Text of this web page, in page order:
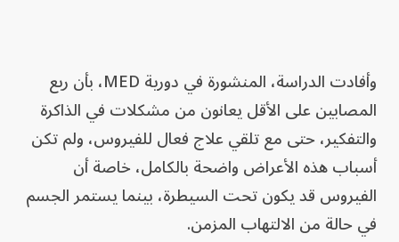
وأفادت الدراسة، المنشورة في دورية MED، بأن ربع
المصابين على الأقل يعانون من مشكلات في الذاكرة
والتفكير، حتى مع تلقي علاج فعال للفيروس، ولم تكن
أسباب هذه الأعراض واضحة بالكامل، خاصة أن
الفيروس قد يكون تحت السيطرة، بينما يستمر الجسم
في حالة من الالتهاب المزمن.